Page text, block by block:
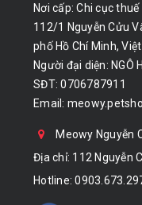
Nơi cấp: Chi cục
112/1 Nguyễn Cửu
phố Hồ Chí Minh,
Người đại diện: NGÔ
SĐT: 0706787911
Email:
Meowy Nguyễn
Địa chỉ: 112 Nguyễn
Hotline: